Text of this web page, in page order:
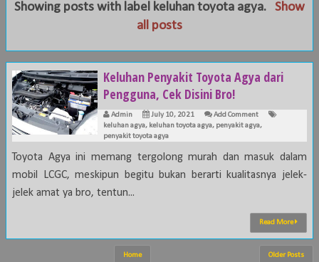
Showing posts with label keluhan toyota agya.
Show
all posts
Keluhan Penyakit Toyota Agya dari
Pengguna, Cek Disini Bro!
Admin July 10, 2021
Add Comment
keluhan agya, keluhan toyota agya, penyakit agya,
penyakit toyota agya
Toyota Agya ini memang tergolong murah dan masuk dalam
mobil LCGC, meskipun begitu bukan berarti kualitasnya jelek-
jelek amat ya bro, tentun...
Read More
Older Posts
Home